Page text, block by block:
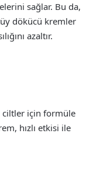
sağlar. Bu da,
dökücü kremler
azaltır.
ciltler için formüle
hızlı etkisi ile